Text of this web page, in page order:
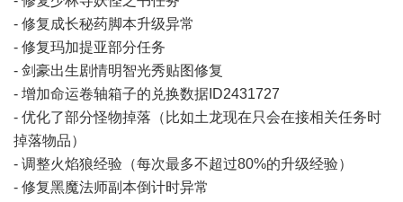
- 修复成长秘药脚本升级异常
- 修复玛加提亚部分任务
- 剑豪出生剧情明智光秀贴图修复
- 增加命运卷轴箱子的兑换数据ID2431727
- 优化了部分怪物掉落（比如土龙现在只会在接相关任务时
掉落物品）
- 调整火焰狼经验（每次最多不超过80%的升级经验）
- 修复黑魔法师副本倒计时异常